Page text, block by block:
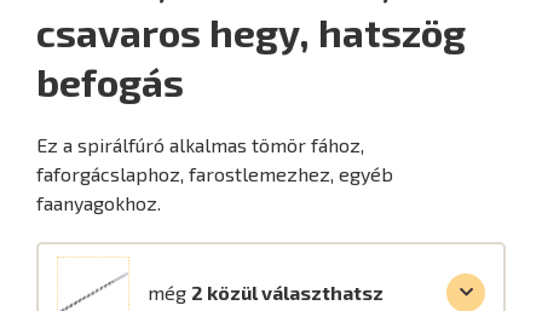
csavaros hegy, hatszög
befogás
Ez a spirálfúró alkalmas tömör fához,
faforgácslaphoz, farostlemezhez, egyéb
faanyagokhoz.
még 2 közül választhatsz